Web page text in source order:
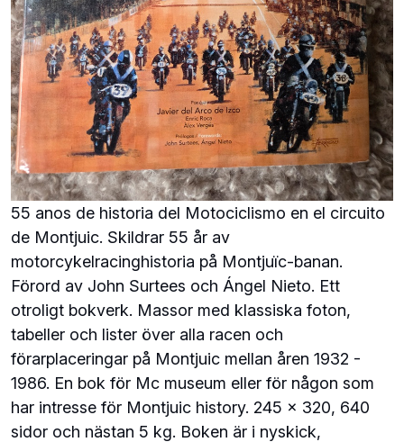
55 anos de historia del Motociclismo en el circuito
de Montjuic. Skildrar 55 år av
motorcykelracinghistoria på Montjuïc-banan.
Förord av John Surtees och Ángel Nieto. Ett
otroligt bokverk. Massor med klassiska foton,
tabeller och lister över alla racen och
förarplaceringar på Montjuic mellan åren 1932 -
1986. En bok för Mc museum eller för någon som
har intresse för Montjuic history. 245 x 320, 640
sidor och nästan 5 kg. Boken är i nyskick,